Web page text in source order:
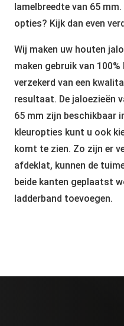
lamelbreedte van 65
opties? Kijk dan even
Wij maken uw houten
maken gebruik van
verzekerd van een
resultaat. De jaloezieën
65 mm zijn beschikbaar
kleuropties kunt u ook
komt te zien. Zo zijn er
afdeklat, kunnen de
beide kanten geplaatst
ladderband toevoegen.